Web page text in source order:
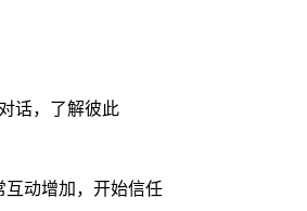
话，了解彼此
互动增加，开始信任